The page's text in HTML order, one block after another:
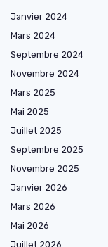
Janvier 2024
Mars 2024
Septembre 2024
Novembre 2024
Mars 2025
Mai 2025
Juillet 2025
Septembre 2025
Novembre 2025
Janvier 2026
Mars 2026
Mai 2026
Juillet 2026